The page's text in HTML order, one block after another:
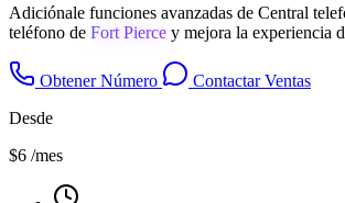
Adiciónale funciones avanzadas de Central
teléfono de Fort Pierce y mejora la experiencia
Obtener Número
Contactar Ventas
Desde
$6 /mes